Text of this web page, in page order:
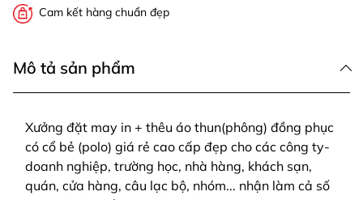
Cam kết hàng chuẩn đẹp
Mô tả sản phẩm
Xưởng đặt may in + thêu áo thun(phông) đồng phục
có cổ bẻ (polo) giá rẻ cao cấp đẹp cho các công ty-
doanh nghiệp, trường học, nhà hàng, khách sạn,
quán, cửa hàng, câu lạc bộ, nhóm... nhận làm cả số